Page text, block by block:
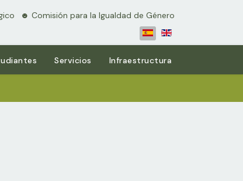
⠀☻ Comisión para la Igualdad de Género
Servicios Infraestructura